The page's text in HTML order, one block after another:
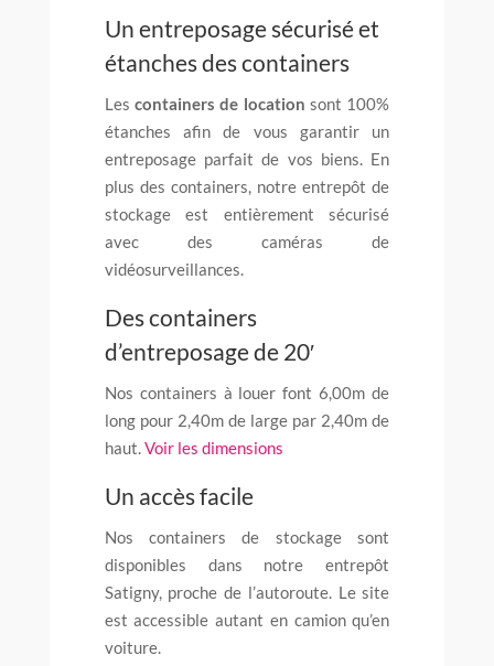
Un entreposage sécurisé et
étanches des containers
Lescontainers de location sont 100%
étanches afin de vous garantir un
entreposage parfait de vos biens. En
plus des containers, notre entrepôt de
stockage est entièrement sécurisé
avec des caméras de
vidéosurveillances.
Des containers
d’entreposage de 20′
Nos containers à louer font 6,00m de
long pour 2,40m de large par 2,40m de
haut.Voir les dimensions
Un accès facile
Nos containers de stockage sont
disponibles dans notre entrepôt
Satigny, proche de l’autoroute. Le site
est accessible autant en camion qu’en
voiture.